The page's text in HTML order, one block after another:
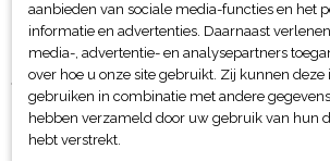
Sorteer op:
aanbieden van sociale media-functies en het
informatie en advertenties. Daarnaast
media-, advertentie- en analysepartners
over hoe u onze site gebruikt. Zij kunnen
gebruiken in combinatie met andere
hebben verzameld door uw gebruik van hun
hebt verstrekt.